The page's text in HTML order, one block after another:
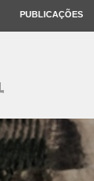
PUBLICAÇÕES